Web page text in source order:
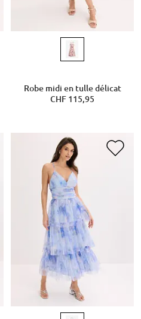
Robe midi en tulle délicat
CHF 115,95